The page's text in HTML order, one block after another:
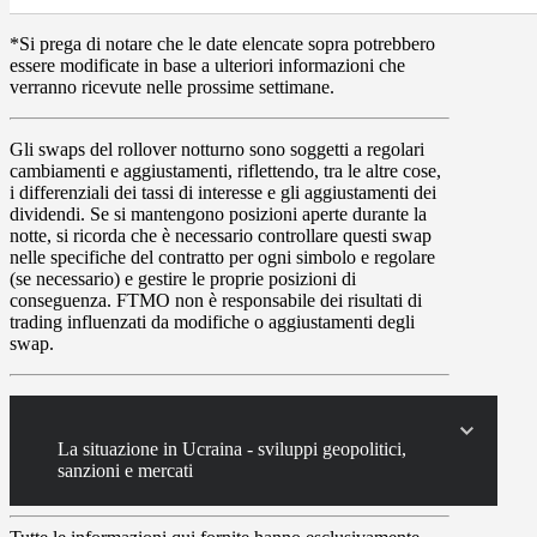
*Si prega di notare che le date elencate sopra potrebbero
essere modificate in base a ulteriori informazioni che
verranno ricevute nelle prossime settimane.
Gli swaps del rollover notturno sono soggetti a regolari
cambiamenti e aggiustamenti, riflettendo, tra le altre cose,
i differenziali dei tassi di interesse e gli aggiustamenti dei
dividendi. Se si mantengono posizioni aperte durante la
notte, si ricorda che è necessario controllare questi swap
nelle specifiche del contratto per ogni simbolo e regolare
(se necessario) e gestire le proprie posizioni di
conseguenza. FTMO non è responsabile dei risultati di
trading influenzati da modifiche o aggiustamenti degli
swap.
La situazione in Ucraina - sviluppi geopolitici,
sanzioni e mercati